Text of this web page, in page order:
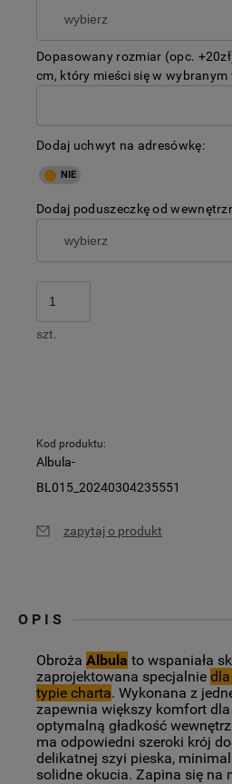
Dopasowany rozmiar (opc.
cm, który mieści się w wybranym
Dodaj uchwyt na adresówkę:
Dodaj poduszeczkę od
szt.
Kod produktu:
Albula-
BL015_20240304235551
zapytaj o produkt
OPIS
Obroża Albula to wspaniała
zaprojektowana specjalnie
typie charta. Wykonana z
zapewnia większy komfort
optymalną gładkość
ma odpowiedni szeroki krój
delikatnej szyi pieska,
solidne okucia. Zapina się na